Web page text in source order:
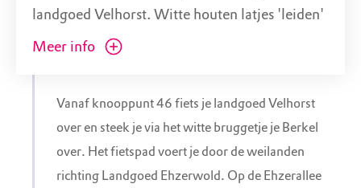
landgoed Velhorst. Witte houten latjes 'leiden'
peren, pruimen en zelfs perziken naar de
waren de landgoedbewoners vrijwel
zelfvoorzienend.
Je vindt hier nu ook (bijna) vergeten groenten.
Meer info
Vanaf knooppunt 46 fiets je landgoed Velhorst
over en steek je via het witte bruggetje je Berkel
over. Het fietspad voert je door de weilanden
richting Landgoed Ehzerwold. Op de Ehzerallee